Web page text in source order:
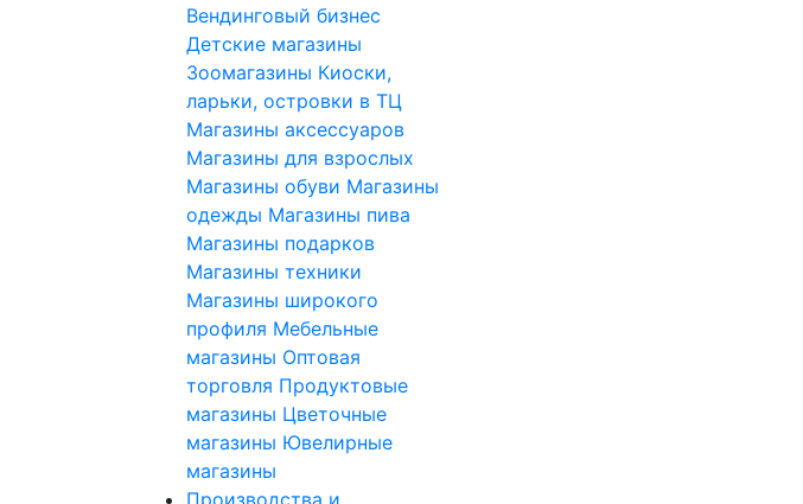
Вендинговый бизнес
Детские магазины
Зоомагазины Киоски,
ларьки, островки в ТЦ
Магазины аксессуаров
Магазины для взрослых
Магазины обуви Магазины
одежды Магазины пива
Магазины подарков
Магазины техники
Магазины широкого
профиля Мебельные
магазины Оптовая
торговля Продуктовые
магазины Цветочные
магазины Ювелирные
магазины
Производства и